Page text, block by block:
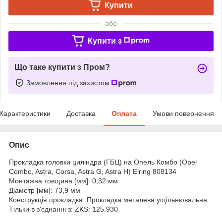
Купити
або
Купити з
Що таке купити з Пром?
Замовлення під захистом
Доставка Оплата Умови повернення
Опис
Прокладка головки циліндра (ГБЦ) на Опель Комбо (Opel
Combo, Astra, Corsa, Astra G, Astra H) Elring 808134
Монтажна товщина [мм]: 0,32 мм
Діаметр [мм]: 73,9 мм
Конструкція прокладка: Прокладка металева ущільнювальна
Тільки в з'єднанні з: ZKS: 125.930